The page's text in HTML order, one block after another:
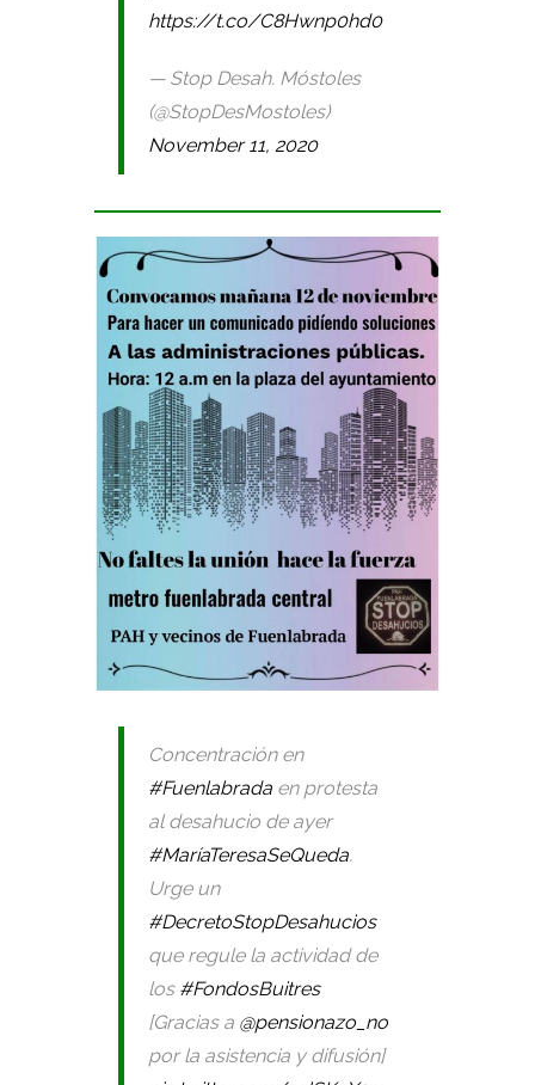
https://t.co/C8Hwnp0hd0
— Stop Desah. Móstoles
(@StopDesMostoles)
November 11, 2020
Concentración en
#Fuenlabrada en protesta
al desahucio de ayer
#MaríaTeresaSeQueda.
Urge un
#DecretoStopDesahucios
que regule la actividad de
los #FondosBuitres
[Gracias a @pensionazo_no
por la asistencia y difusión]